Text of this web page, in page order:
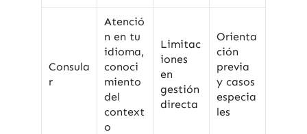
Consula
r
Atenció
n en tu
idioma,
conoci
miento
del
context
o
Limitac
iones
en
gestión
directa
Orienta
ción
previa
y casos
especia
les